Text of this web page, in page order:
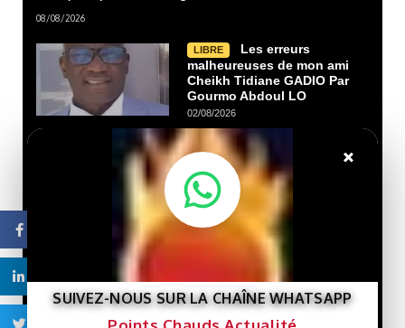
08/08/2026
LIBRE
Les erreurs
malheureuses de mon ami
Cheikh Tidiane GADIO Par
Gourmo Abdoul LO
02/08/2026
LIBRE
Nouveau livre :
« Gaza et le destin de la
Palestine »… Une lecture
de l’histoire de la cause
palestinienne depuis la
porte de Gaza.
LIBRE Que veut le
×
SUIVEZ-NOUS SUR LA CHAÎNE WHATSAPP